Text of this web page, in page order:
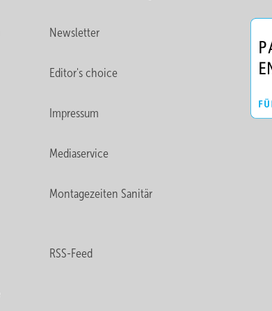
Newsletter
Editor's choice
Impressum
Mediaservice
Montagezeiten Sanitär
RSS-Feed